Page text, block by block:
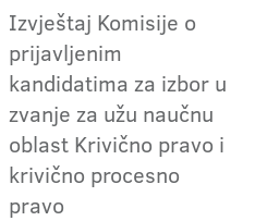
Izvještaj Komisije o
prijavljenim
kandidatima za izbor u
zvanje za užu naučnu
oblast Krivično pravo i
krivično procesno
pravo